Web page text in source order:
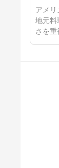
14日前
アメリ
地元料
さを